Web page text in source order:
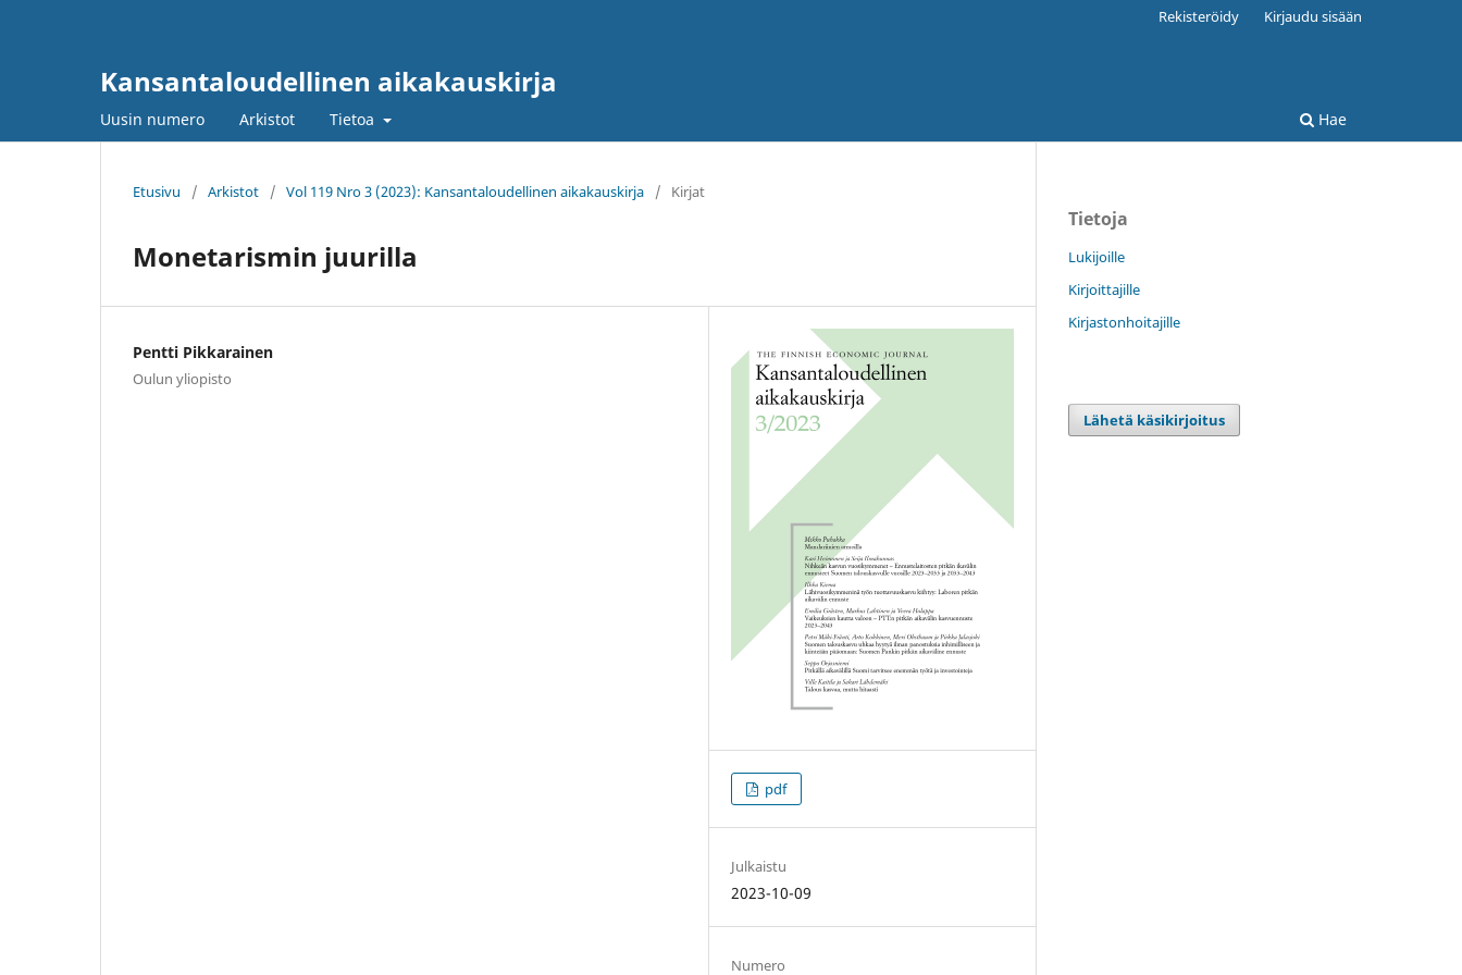
Kansantaloudellinen aikakauskirja
Uusin numero Arkistot Tietoa Hae
Rekisteröidy Kirjaudu sisään
Etusivu / Arkistot / Vol 119 Nro 3 (2023): Kansantaloudellinen aikakauskirja / Kirjat
Monetarismin juurilla
Pentti Pikkarainen
Oulun yliopisto
pdf
Julkaistu
2023-10-09
Numero
Tietoja
Lukijoille
Kirjoittajille
Kirjastonhoitajille
Lähetä käsikirjoitus